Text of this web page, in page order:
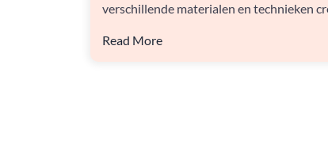
verschillende materialen en technieken
Read More